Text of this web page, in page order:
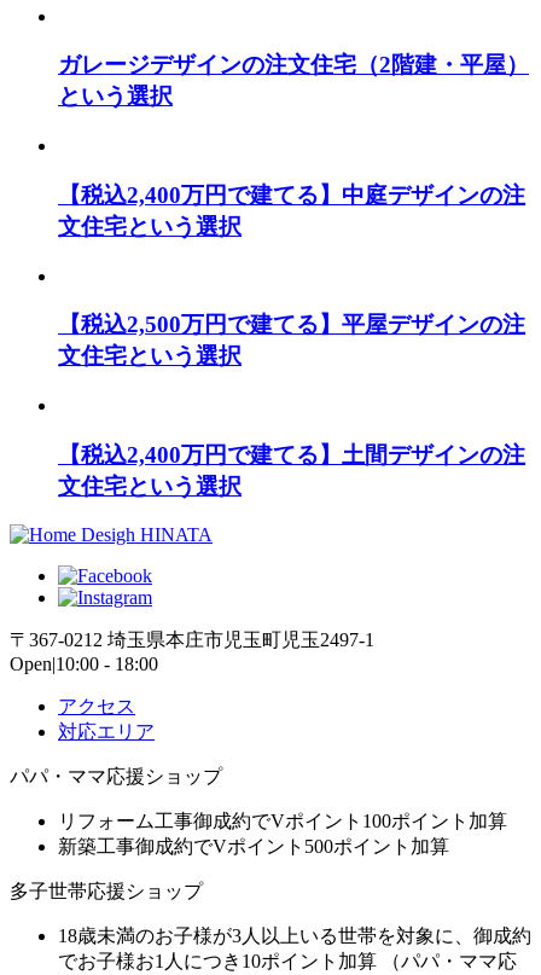
ガレージデザインの注文住宅（2階建・平屋）
という選択
【税込2,400万円で建てる】中庭デザインの注
文住宅という選択
【税込2,500万円で建てる】平屋デザインの注
文住宅という選択
【税込2,400万円で建てる】土間デザインの注
文住宅という選択
〒367-0212 埼玉県本庄市児玉町児玉2497-1
Open|10:00 - 18:00
アクセス
対応エリア
パパ・ママ応援ショップ
リフォーム工事御成約でVポイント100ポイント加算
新築工事御成約でVポイント500ポイント加算
多子世帯応援ショップ
18歳未満のお子様が3人以上いる世帯を対象に、御成約
でお子様お1人につき10ポイント加算 （パパ・ママ応